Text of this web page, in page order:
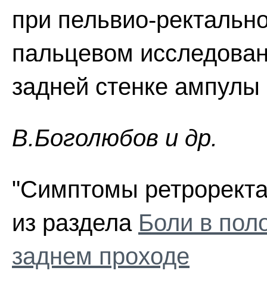
при пельвио-
пальцевом
задней стенке
В.Боголюбов и др.
"Симптомы
из раздела Боли в
заднем проходе